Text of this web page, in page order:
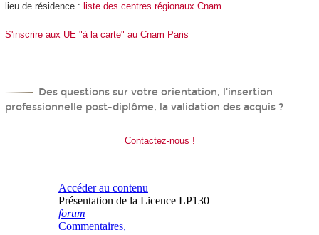
lieu de résidence : liste des centres régionaux Cnam
S'inscrire aux UE "à la carte" au Cnam Paris
Des questions sur votre orientation, l’insertion
professionnelle post-diplôme, la validation des acquis ?
Contactez-nous !